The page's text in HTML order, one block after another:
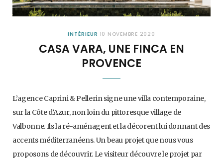
INTÉRIEUR 10 NOVEMBRE 2020
CASA VARA, UNE FINCA EN
PROVENCE
L’agence Caprini & Pellerin signe une villa contemporaine,
sur la Côte d’Azur, non loin du pittoresque village de
Valbonne. Ils la ré-aménagent et la décorent lui donnant des
accents méditerranéens. Un beau projet que nous vous
proposons de découvrir. Le visiteur découvre le projet par